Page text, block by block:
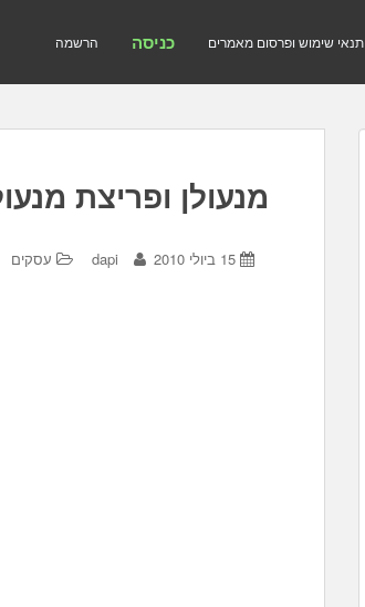
הרשמה כניסה תנאי שימוש ופרסום מאמרים
מנעולן ופריצת
15 ביולי 2010 dapi עסקים